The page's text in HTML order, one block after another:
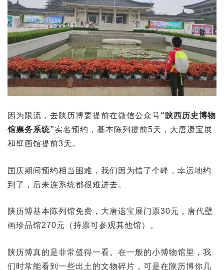
因为限流，去陕历博要提前在微信公众号“陕西历史博物
馆票务系统”实名预约，基本陈列提前5天，大唐遗宝展
和壁画馆提前3天。
国庆期间预约相当困难，我们因为错了个峰，幸运地约
到了，后来连系统都很难进去。
陕历博基本陈列馆免费，大唐遗宝展门票30元，唐代壁
画珍品馆270元（持票可参观其他馆）。
陕历博真的是非常值得一看。在一般的小博物馆里，我
们时常能看到一些出土的文物碎片，可是在陕历博你几